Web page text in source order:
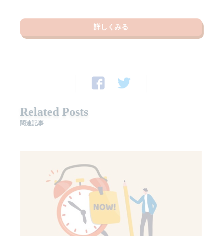
詳しくみる
Related Posts
関連記事